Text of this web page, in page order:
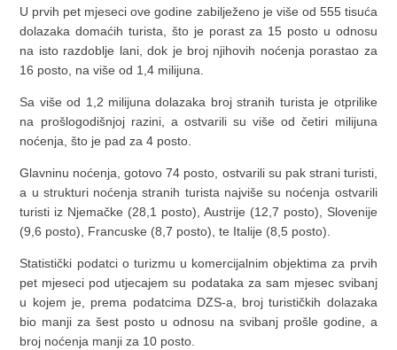
U prvih pet mjeseci ove godine zabilježeno je više od 555 tisuća
dolazaka domaćih turista, što je porast za 15 posto u odnosu
na isto razdoblje lani, dok je broj njihovih noćenja porastao za
16 posto, na više od 1,4 milijuna.
Sa više od 1,2 milijuna dolazaka broj stranih turista je otprilike
na prošlogodišnjoj razini, a ostvarili su više od četiri milijuna
noćenja, što je pad za 4 posto.
Glavninu noćenja, gotovo 74 posto, ostvarili su pak strani turisti,
a u strukturi noćenja stranih turista najviše su noćenja ostvarili
turisti iz Njemačke (28,1 posto), Austrije (12,7 posto), Slovenije
(9,6 posto), Francuske (8,7 posto), te Italije (8,5 posto).
Statistički podatci o turizmu u komercijalnim objektima za prvih
pet mjeseci pod utjecajem su podataka za sam mjesec svibanj
u kojem je, prema podatcima DZS-a, broj turističkih dolazaka
bio manji za šest posto u odnosu na svibanj prošle godine, a
broj noćenja manji za 10 posto.